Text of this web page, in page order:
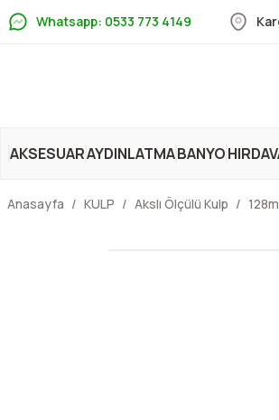
Whatsapp: 0533 773 4149
AKSESUARAYDINLATMABANYO
Anasayfa KULP Akslı Ölçülü Kulp